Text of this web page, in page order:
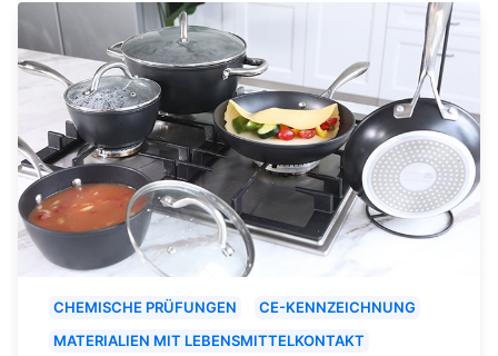
CHEMISCHE PRÜFUNGEN
CE-KENNZEICHNUNG
MATERIALIEN MIT LEBENSMITTELKONTAKT